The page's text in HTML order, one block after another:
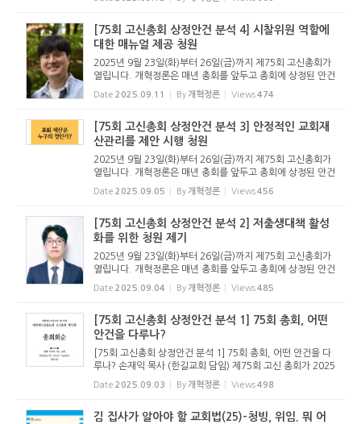
정된 안건 중 주요한 내용을 분석하는 기사를 올립니다. 이 기
[75회 고신총회 상정안건 분석 4] 시찰위원 역할에
대한 매뉴얼 제공 청원
2025년 9월 23일(화)부터 26일(금)까지 제75회 고신총회가
열립니다. 개혁정론은 매년 총회를 앞두고 총회에 상정된 안건
을 분석하는 기사를 올려왔습니다. 올해 역시 75회 총회에 상
정된 안건 중 주요한 내용을 분석하는 기사를 올립니다. 이 기
Date 2025.09.11 By 개혁정론 Views474
[75회 고신총회 상정안건 분석 3] 안정적인 교회재
산관리를 제안 시행 청원
2025년 9월 23일(화)부터 26일(금)까지 제75회 고신총회가
열립니다. 개혁정론은 매년 총회를 앞두고 총회에 상정된 안건
을 분석하는 기사를 올려왔습니다. 올해 역시 75회 총회에 상
정된 안건 중 주요한 내용을 분석하는 기사를 올립니다. 이 기
Date 2025.09.05 By 개혁정론 Views456
[75회 고신총회 상정안건 분석 2] 저출생대책 활성
화를 위한 청원 제기
2025년 9월 23일(화)부터 26일(금)까지 제75회 고신총회가
열립니다. 개혁정론은 매년 총회를 앞두고 총회에 상정된 안건
을 분석하는 기사를 올려왔습니다. 올해 역시 75회 총회에 상
정된 안건 중 주요한 내용을 분석하는 기사를 올립니다. 이 기
Date 2025.09.04 By 개혁정론 Views485
[75회 고신총회 상정안건 분석 1] 75회 총회, 어떤
안건을 다루나?
[75회 고신총회 상정안건 분석 1] 75회 총회, 어떤 안건을 다
루나? 손재익 목사 (한길교회 담임) 제75회 고신 총회가 2025
년 9월 23일(화)부터 26일(금)까지 고려신학대학원에서 열린
다. 실제 일정보다 하루 일찍 파회한 전례대로라면 25일(목)까
Date 2025.09.03 By 개혁정론 Views498
김 집사가 알아야 할 교회법(25)-청빙, 위임. 뭐 어